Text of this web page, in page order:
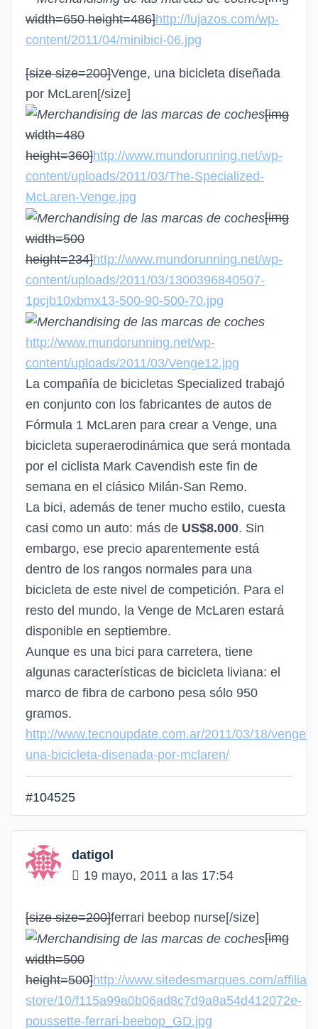
width=650 height=486]http://lujazos.com/wp-
content/2011/04/minibici-06.jpg
[size size=200]Venge, una bicicleta diseñada
por McLaren[/size]
[img
width=480
height=360]http://www.mundorunning.net/wp-
content/uploads/2011/03/The-Specialized-
McLaren-Venge.jpg
[img
width=500
height=234]http://www.mundorunning.net/wp-
content/uploads/2011/03/1300396840507-
1pcjb10xbmx13-500-90-500-70.jpg
http://www.mundorunning.net/wp-
content/uploads/2011/03/Venge12.jpg
La compañía de bicicletas Specialized trabajó
en conjunto con los fabricantes de autos de
Fórmula 1 McLaren para crear a Venge, una
bicicleta superaerodinámica que será montada
por el ciclista Mark Cavendish este fin de
semana en el clásico Milán-San Remo.
La bici, además de tener mucho estilo, cuesta
casi como un auto: más de US$8.000. Sin
embargo, ese precio aparentemente está
dentro de los rangos normales para una
bicicleta de este nivel de competición. Para el
resto del mundo, la Venge de McLaren estará
disponible en septiembre.
Aunque es una bici para carretera, tiene
algunas características de bicicleta liviana: el
marco de fibra de carbono pesa sólo 950
gramos.
http://www.tecnoupdate.com.ar/2011/03/18/venge-
una-bicicleta-disenada-por-mclaren/
#104525
datigol
19 mayo, 2011 a las 17:54
[size size=200]ferrari beebop nurse[/size]
[img
width=500
height=500]http://www.sitedesmarques.com/
store/10/f115a99a0b06ad8c7d9a8a54d412072e-
poussette-ferrari-beebop_GD.jpg